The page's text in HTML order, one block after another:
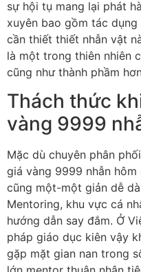
sự hội tụ mang lại phát
xuyên bao gồm tác
cần thiết thiết nhẫn vật
là một trong thiên nhiên
cũng như thành phầm
Thách thức
vàng 9999
Mặc dù chuyên phân
giá vàng 9999 nhẫn
cũng một-một giản dễ
Mentoring, khu vực cá
hướng dẫn say đắm. Ở
pháp giáo dục kiên vậy
gặp mặt gian nan trong